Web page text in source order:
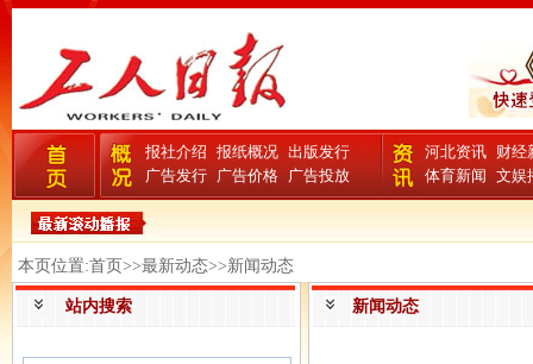
报社介绍 报纸概况 出版发行
广告发行 广告价格 广告投放
河北资讯 财经
体育新闻 文娱
本页位置:首页>>最新动态>>新闻动态
站内搜索 新闻动态